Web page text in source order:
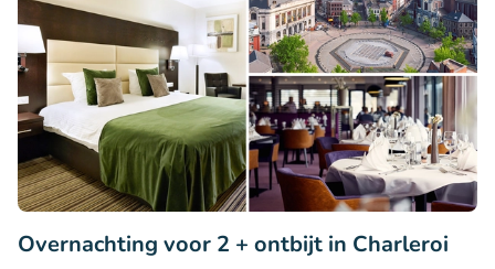
Overnachting voor 2 + ontbijt in Charleroi